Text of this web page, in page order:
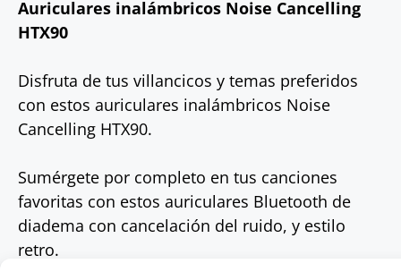
Auriculares inalámbricos Noise Cancelling
HTX90
Disfruta de tus villancicos y temas preferidos
con estos auriculares inalámbricos Noise
Cancelling HTX90.
Sumérgete por completo en tus canciones
favoritas con estos auriculares Bluetooth de
diadema con cancelación del ruido, y estilo
retro.